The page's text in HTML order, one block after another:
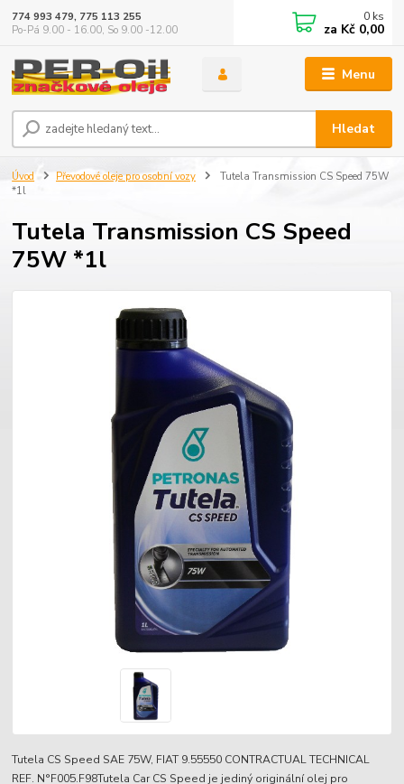
Menu
Hledat
774 993 479, 775 113 255
Po-Pá 9.00 - 16.00, So 9.00 -12.00
0 ks
za Kč 0,00
Úvod Převodové oleje pro osobní vozy
Tutela Transmission CS Speed 75W
*1l
Tutela Transmission CS Speed
75W *1l
Tutela CS Speed SAE 75W, FIAT 9.55550 CONTRACTUAL TECHNICAL
REF. N°F005.F98Tutela Car CS Speed je jediný originální olej pro